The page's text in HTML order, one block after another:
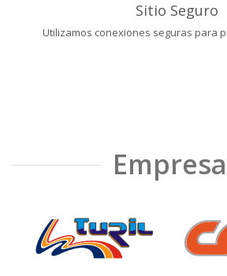
Sitio Seguro
Utilizamos conexiones seguras para
❮